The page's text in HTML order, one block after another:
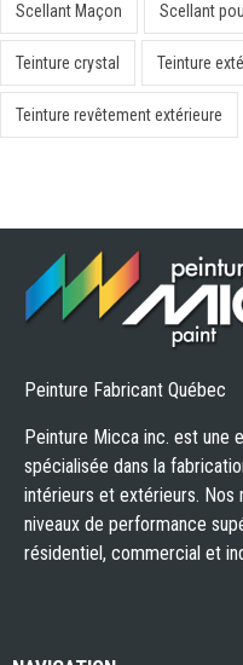
Scellant Maçon Scellant
Teinture crystal Teinture
Teinture revêtement extérieure
Peinture Fabricant Québec
Peinture Micca inc. est une
spécialisée dans la
intérieurs et extérieurs.
niveaux de performance
résidentiel, commercial et